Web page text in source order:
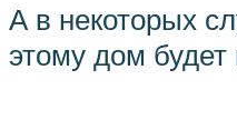
А в некоторых
этому дом